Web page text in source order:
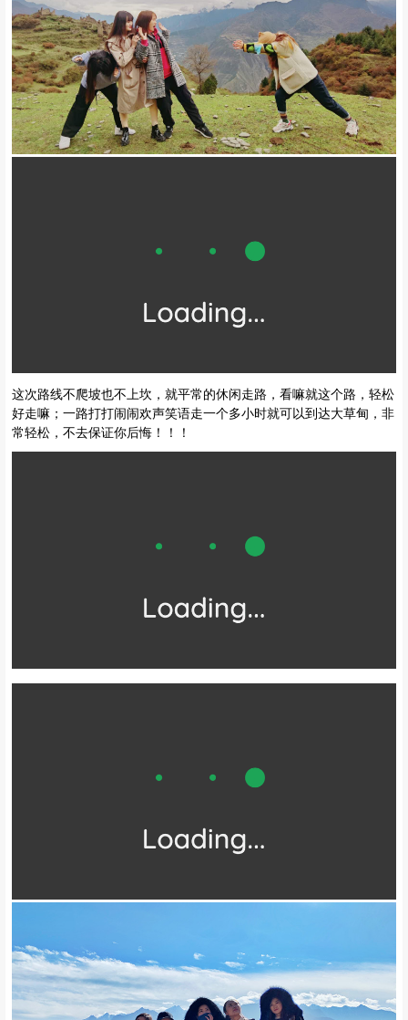
装逼，有勇气的可以穿着自己喜欢的白裙拍美照（保证不冷成狗）；
运气好下雪可三五群人堆雪人打雪仗，时间特别充裕，想带的道具都
可以带上哦~
好走嘛；一路打打闹闹欢声笑语走一个多小时就可以到达大草甸，非